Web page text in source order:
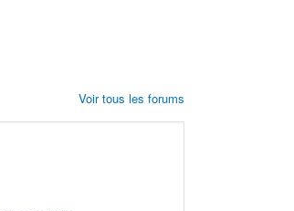
Voir tous les forums